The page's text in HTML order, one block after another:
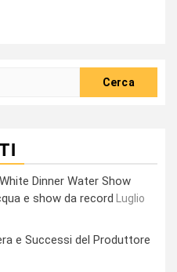
Dinner Water Show
e show da record
Luglio
e Successi del Produttore